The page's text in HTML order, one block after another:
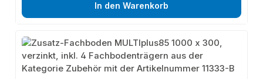
In den Warenkorb